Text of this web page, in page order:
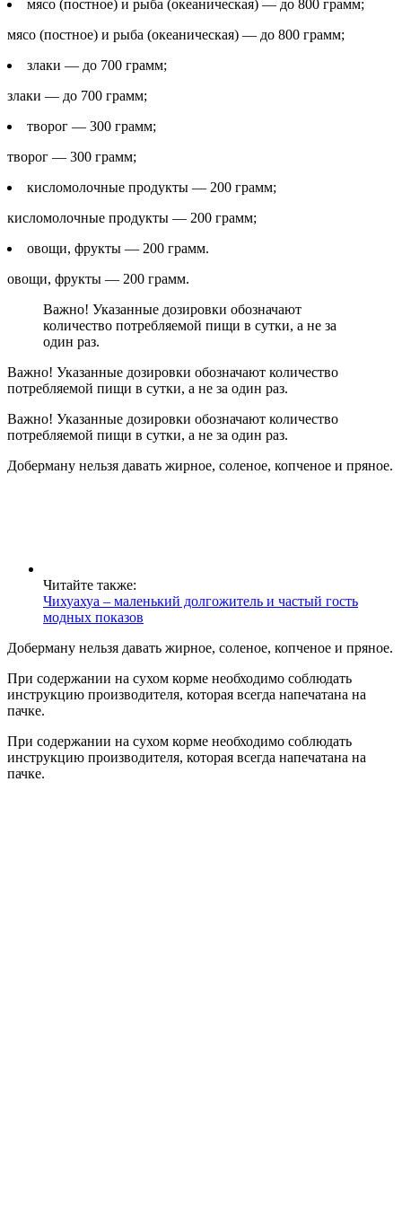
мясо (постное) и рыба (океаническая) — до 800 грамм;
мясо (постное) и рыба (океаническая) — до 800 грамм;
злаки — до 700 грамм;
злаки — до 700 грамм;
творог — 300 грамм;
творог — 300 грамм;
кисломолочные продукты — 200 грамм;
кисломолочные продукты — 200 грамм;
овощи, фрукты — 200 грамм.
овощи, фрукты — 200 грамм.
Важно! Указанные дозировки обозначают
количество потребляемой пищи в сутки, а не за
один раз.
Важно! Указанные дозировки обозначают количество
потребляемой пищи в сутки, а не за один раз.
Важно! Указанные дозировки обозначают количество
потребляемой пищи в сутки, а не за один раз.
Доберману нельзя давать жирное, соленое, копченое и пряное.
Читайте также:
Чихуахуа – маленький долгожитель и частый гость
модных показов
Доберману нельзя давать жирное, соленое, копченое и пряное.
При содержании на сухом корме необходимо соблюдать
инструкцию производителя, которая всегда напечатана на
пачке.
При содержании на сухом корме необходимо соблюдать
инструкцию производителя, которая всегда напечатана на
пачке.